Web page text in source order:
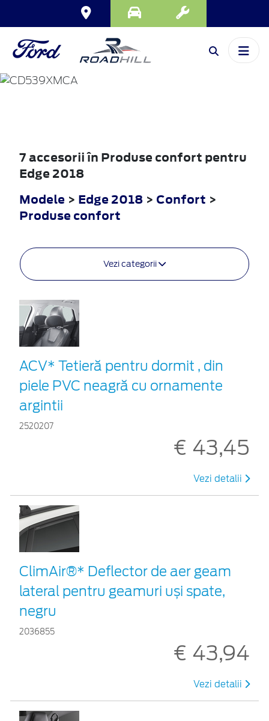
EDGE
7 accesorii în Produse confort pentru
Edge 2018
Modele > Edge 2018 > Confort >
Produse confort
Vezi categorii
ACV* Tetieră pentru dormit , din
piele PVC neagră cu ornamente
argintii
2520207
€ 43,45
Vezi detalii
ClimAir®* Deflector de aer geam
lateral pentru geamuri uși spate,
negru
2036855
€ 43,94
Vezi detalii